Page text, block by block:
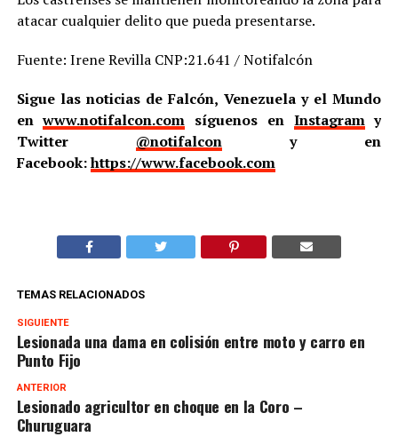
atacar cualquier delito que pueda presentarse.
Fuente: Irene Revilla CNP:21.641 / Notifalcón
Sigue las noticias de Falcón, Venezuela y el Mundo
enwww.notifalcon.com síguenos en Instagramy
Twitter @notifalcony en
Facebook:https://www.facebook.com
TEMAS RELACIONADOS
SIGUIENTE
Lesionada una dama en colisión entre moto y carro en
Punto Fijo
ANTERIOR
Lesionado agricultor en choque en la Coro –
Churuguara